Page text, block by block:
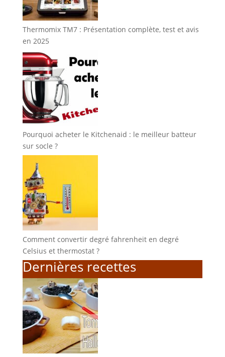
Thermomix TM7 : Présentation complète, test et avis
en 2025
Pourquoi acheter le Kitchenaid : le meilleur batteur
sur socle ?
Comment convertir degré fahrenheit en degré
Celsius et thermostat ?
Dernières recettes